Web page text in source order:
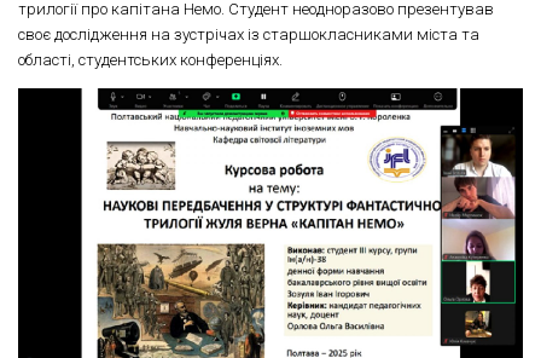
трилогії про капітана Немо. Студент неодноразово презентував
своє дослідження на зустрічах із старшокласниками міста та
області, студентських конференціях.